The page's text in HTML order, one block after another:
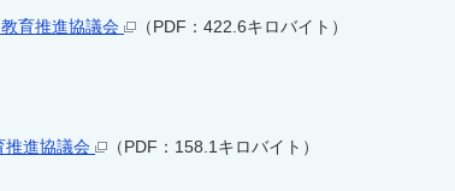
育推進協議会
（PDF：422.6キロバイト）
推進協議会
（PDF：158.1キロバイト）